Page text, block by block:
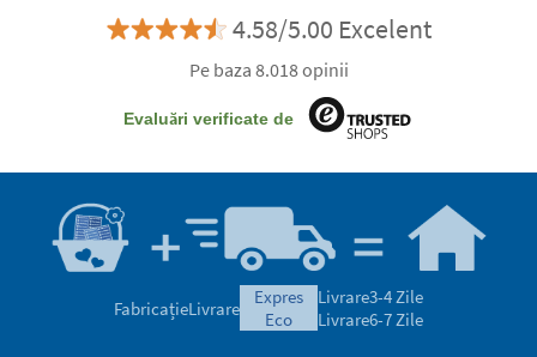
4.58/5.00 Excelent
Pe baza 8.018 opinii
Evaluări verificate de
FabricațieLivrare
expres
eco
Livrare3-4 Zile
Livrare6-7 Zile